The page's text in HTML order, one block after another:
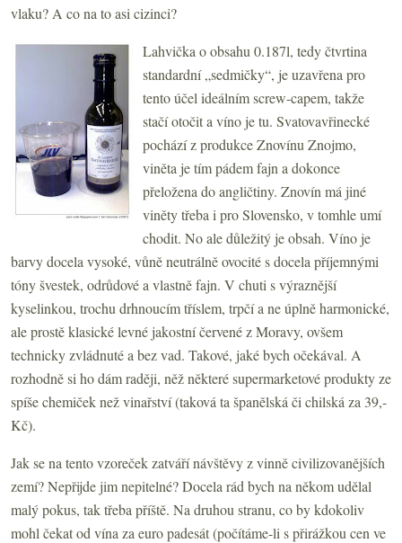
vlaku? A co na to asi cizinci?
Lahvička o obsahu 0.187l, tedy čtvrtina
standardní „sedmičky“, je uzavřena pro
tento účel ideálním screw-capem, takže
stačí otočit a víno je tu. Svatovavřinecké
pochází z produkce Znovínu Znojmo,
viněta je tím pádem fajn a dokonce
přeložena do angličtiny. Znovín má jiné
viněty třeba i pro Slovensko, v tomhle umí
chodit. No ale důležitý je obsah. Víno je
barvy docela vysoké, vůně neutrálně ovocité s docela příjemnými
tóny švestek, odrůdové a vlastně fajn. V chuti s výraznější
kyselinkou, trochu drhnoucím tříslem, trpčí a ne úplně harmonické,
ale prostě klasické levné jakostní červené z Moravy, ovšem
technicky zvládnuté a bez vad. Takové, jaké bych očekával. A
rozhodně si ho dám raději, něž některé supermarketové produkty ze
spíše chemiček než vinařství (taková ta španělská či chilská za 39,-
Kč).
Jak se na tento vzoreček zatváří návštěvy z vinně civilizovanějších
zemí? Nepřijde jim nepitelné? Docela rád bych na někom udělal
malý pokus, tak třeba příště. Na druhou stranu, co by kdokoliv
mohl čekat od vína za euro padesát (počítáme-li s přirážkou cen ve